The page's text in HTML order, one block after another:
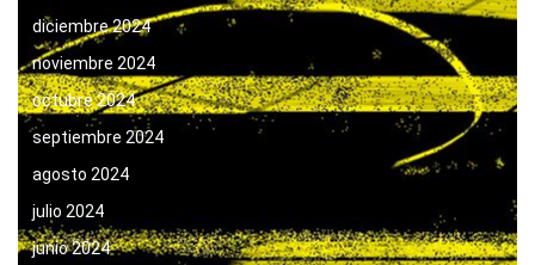
diciembre 2024
noviembre 2024
octubre 2024
septiembre 2024
agosto 2024
julio 2024
junio 2024